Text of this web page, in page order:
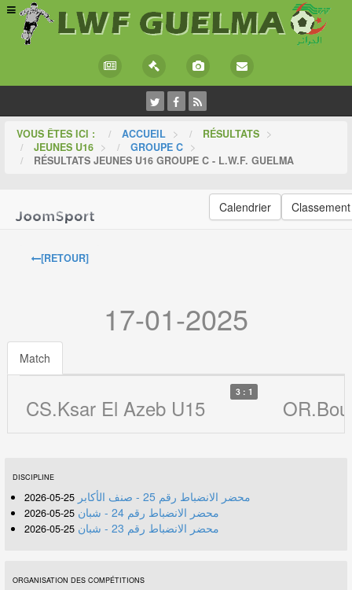
VOUS ÊTES ICI : ACCUEIL > RÉSULTATS >
JEUNES U16 > GROUPE C >
RÉSULTATS JEUNES U16 GROUPE C - L.W.F. GUELMA
Calendrier Classement
[RETOUR]
17-01-2025
Match
CS.Ksar El Azeb U15
3 : 1
DISCIPLINE
محضر الانضباط رقم 25 - صنف الأكابر 25-05-2026
محضر الانضباط رقم 24 - شبان 25-05-2026
محضر الانضباط رقم 23 - شبان 25-05-2026
ORGANISATION DES COMPÉTITIONS